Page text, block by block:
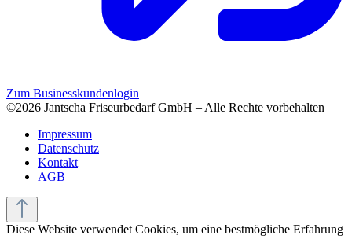
Zum Businesskundenlogin
©2026 Jantscha Friseurbedarf GmbH – Alle Rechte vorbehalten
Impressum
Datenschutz
Kontakt
AGB
Diese Website verwendet Cookies, um eine bestmögliche Erfahrung